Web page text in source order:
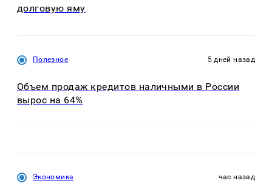
долговую яму
Полезное 5 дней назад
Объем продаж кредитов наличными в России
вырос на 64%
Экономика час назад